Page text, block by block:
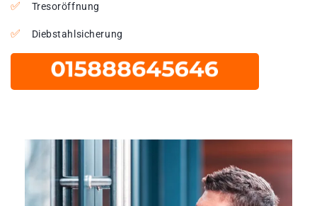
Tresoröffnung
Diebstahlsicherung